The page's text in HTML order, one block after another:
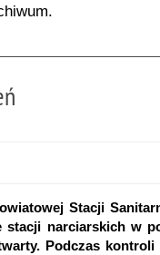
Stacji
narciarskich w
Podczas